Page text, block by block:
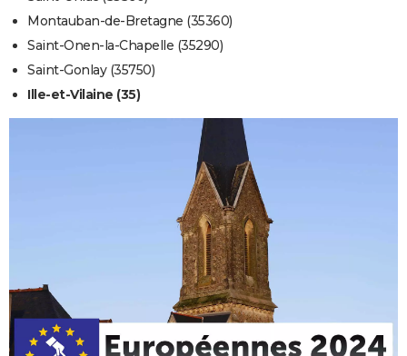
Montauban-de-Bretagne (35360)
Saint-Onen-la-Chapelle (35290)
Saint-Gonlay (35750)
Ille-et-Vilaine (35)